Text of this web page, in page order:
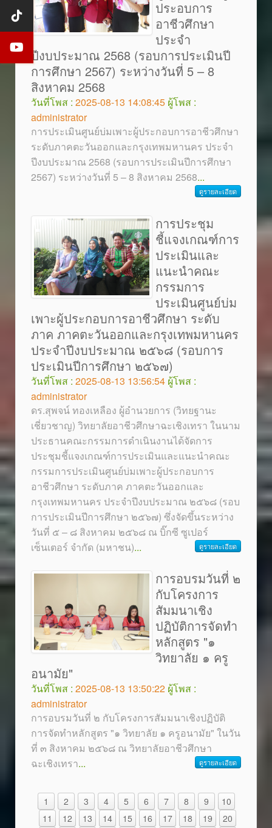
ประอบการ
อาชีวศึกษา
ประจำ
ปีงบประมาณ 2568 (รอบการประเมินปี
การศึกษา 2567) ระหว่างวันที่ 5 – 8
สิงหาคม 2568
วันที่โพส : 2025-08-13 14:08:45 ผู้โพส :
administrator
การประเมินศูนย์บ่มเพาะผู้ประกอบการอาชีวศึกษา
ระดับภาคตะวันออกและกรุงเทพมหานคร ประจำ
ปีงบประมาณ 2568 (รอบการประเมินปีการศึกษา
2567) ระหว่างวันที่ 5 – 8 สิงหาคม 2568...
ดูรายละเอียด
การประชุม
ชี้แจงเกณฑ์การ
ประเมินและ
แนะนำคณะ
กรรมการ
ประเมินศูนย์บ่ม
เพาะผู้ประกอบการอาชีวศึกษา ระดับ
ภาค ภาคตะวันออกและกรุงเทพมหานคร
ประจำปีงบประมาณ ๒๕๖๘ (รอบการ
ประเมินปีการศึกษา ๒๕๖๗)
วันที่โพส : 2025-08-13 13:56:54 ผู้โพส :
administrator
ดร.สุพจน์ ทองเหลือง ผู้อำนวยการ (วิทยฐานะ
เชี่ยวชาญ) วิทยาลัยอาชีวศึกษาฉะเชิงเทรา ในนาม
ประธานคณะกรรมการดำเนินงานได้จัดการ
ประชุมชี้แจงเกณฑ์การประเมินและแนะนำคณะ
กรรมการประเมินศูนย์บ่มเพาะผู้ประกอบการ
อาชีวศึกษา ระดับภาค ภาคตะวันออกและ
กรุงเทพมหานคร ประจำปีงบประมาณ ๒๕๖๘ (รอบ
การประเมินปีการศึกษา ๒๕๖๗) ซึ่งจัดขึ้นระหว่าง
วันที่ ๕ – ๘ สิงหาคม ๒๕๖๘ ณ บิ๊กซี ซูเปอร์
เซ็นเตอร์ จำกัด (มหาชน)... ดูรายละเอียด
การอบรมวันที่ ๒
กับโครงการ
สัมมนาเชิง
ปฏิบัติการจัดทำ
หลักสูตร "๑
วิทยาลัย ๑ ครู
อนามัย"
วันที่โพส : 2025-08-13 13:50:22 ผู้โพส :
administrator
การอบรมวันที่ ๒ กับโครงการสัมมนาเชิงปฏิบัติ
การจัดทำหลักสูตร "๑ วิทยาลัย ๑ ครูอนามัย" ในวัน
ที่ ๓ สิงหาคม ๒๕๖๘ ณ วิทยาลัยอาชีวศึกษา
ฉะเชิงเทรา... ดูรายละเอียด
1 2 3 4 5 6 7 8 9
10
11
12 13 14 15 16 17 18 19
20